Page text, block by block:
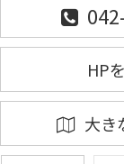
HP
大き